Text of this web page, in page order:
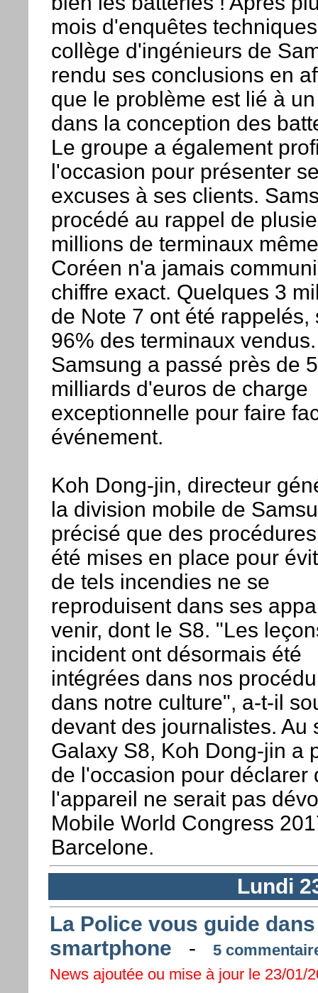
mois d'enquêtes
collège d'ingénieurs de
rendu ses conclusions en
que le problème est lié à
dans la conception des
Le groupe a également
l'occasion pour présenter
excuses à ses clients.
procédé au rappel de
millions de terminaux
Coréen n'a jamais
chiffre exact. Quelques 3
de Note 7 ont été rappelés,
96% des terminaux vendus.
Samsung a passé près de 5
milliards d'euros de charge
exceptionnelle pour faire
événement.
Koh Dong-jin, directeur
la division mobile de
précisé que des
été mises en place pour
de tels incendies ne se
reproduisent dans ses
venir, dont le S8. "Les
incident ont désormais été
intégrées dans nos
dans notre culture", a-t-il
devant des journalistes. Au
Galaxy S8, Koh Dong-jin a
de l'occasion pour déclarer
l'appareil ne serait pas
Mobile World Congress
Barcelone.
Lundi
La Police vous guide
smartphone -
5
News ajoutée ou mise à jour le 23/01/